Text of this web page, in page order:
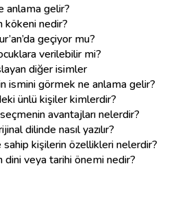
anlama gelir?
kökeni nedir?
geçiyor mu?
verilebilir mi?
diğer isimler
ismini görmek ne anlama gelir?
ünlü kişiler kimlerdir?
avantajları nelerdir?
dilinde nasıl yazılır?
kişilerin özellikleri nelerdir?
dini veya tarihi önemi nedir?